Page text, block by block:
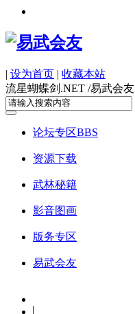
| 设为首页 | 收藏本站
流星蝴蝶剑.NET /易武会友
论坛专区BBS
资源下载
武林秘籍
影音图画
版务专区
易武会友